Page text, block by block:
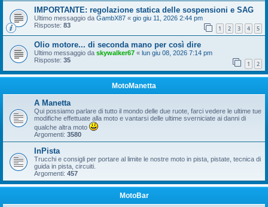
IMPORTANTE: regolazione statica delle sospensioni e SAG
Ultimo messaggio da GambX87 « gio giu 11, 2026 2:44 pm
Risposte: 83 1 2 3 4 5
Olio motore... di seconda mano per così dire
Ultimo messaggio da skywalker67 « lun giu 08, 2026 7:14 pm
Risposte: 35 1 2
MotoManetta
A Manetta
Qui possiamo parlare di tutto il mondo delle due ruote, farci vedere le ultime tue
modifiche effettuate alla moto e vantarsi delle ultime sverniciate ai danni di
qualche altra moto
Argomenti: 3580
InPista
Trucchi e consigli per portare al limite le nostre moto in pista, pistate, tecnica di
guida in pista, circuiti.
Argomenti: 457
MotoBar